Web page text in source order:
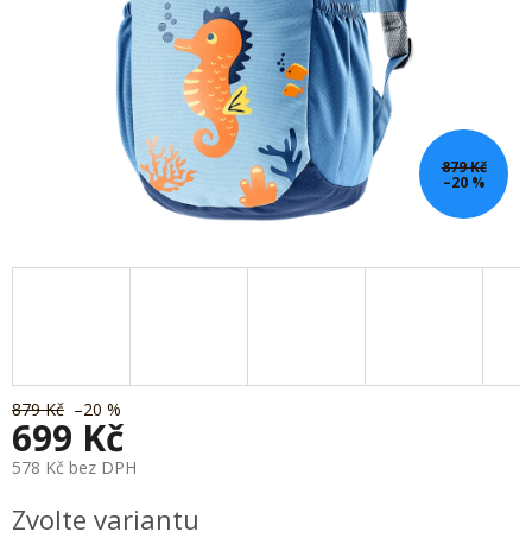
879 Kč
–20 %
879 Kč –20 %
699 Kč
578 Kč bez DPH
cena:
Zvolte variantu